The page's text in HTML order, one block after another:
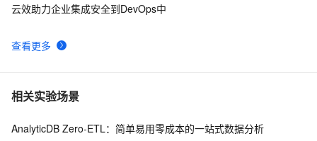
查看更多
云效助力企业集成安全到DevOps中
相关实验场景
AnalyticDB Zero-ETL：简单易用零成本的一站式数据分析